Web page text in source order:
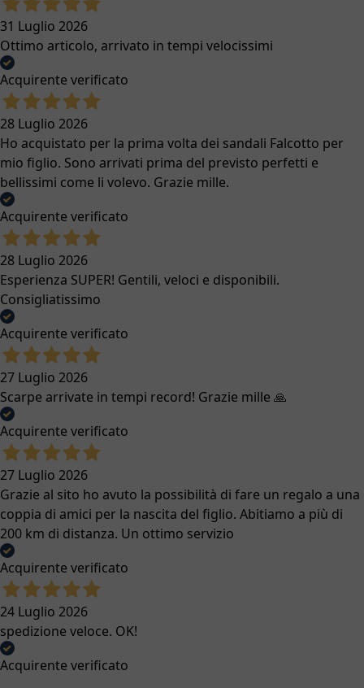
31 Luglio 2026
Ottimo articolo, arrivato in tempi velocissimi
Acquirente verificato
28 Luglio 2026
Ho acquistato per la prima volta dei sandali Falcotto per
mio figlio. Sono arrivati prima del previsto perfetti e
bellissimi come li volevo. Grazie mille.
Acquirente verificato
28 Luglio 2026
Esperienza SUPER! Gentili, veloci e disponibili.
Consigliatissimo
Acquirente verificato
27 Luglio 2026
Scarpe arrivate in tempi record! Grazie mille 🙏
Acquirente verificato
27 Luglio 2026
Grazie al sito ho avuto la possibilità di fare un regalo a una
coppia di amici per la nascita del figlio. Abitiamo a più di
200 km di distanza. Un ottimo servizio
Acquirente verificato
24 Luglio 2026
spedizione veloce. OK!
Acquirente verificato